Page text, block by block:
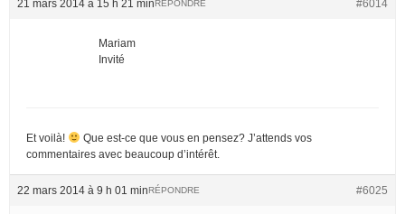
21 mars 2014 à 15 h 21 min #6014
RÉPONDRE
Mariam
Invité
Et voilà!
Que est-ce que vous en pensez? J’attends vos
commentaires avec beaucoup d’intérêt.
22 mars 2014 à 9 h 01 min #6025
RÉPONDRE